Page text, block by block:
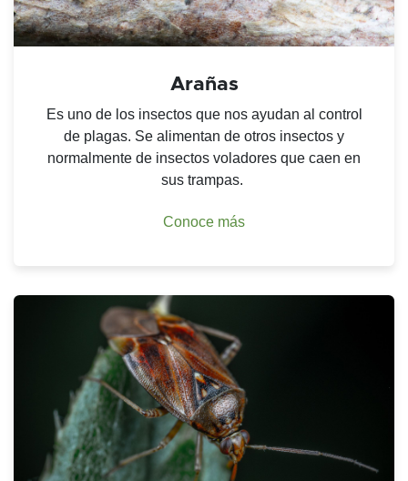
Arañas
Es uno de los insectos que nos ayudan al control
de plagas. Se alimentan de otros insectos y
normalmente de insectos voladores que caen en
sus trampas.
Conoce más